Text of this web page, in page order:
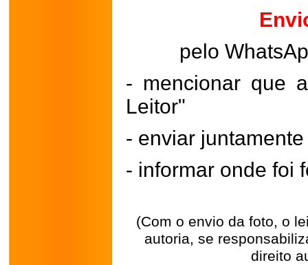
pelo
- mencionar que
Leitor"
- enviar
- informar onde foi
(Com o envio da foto, o
autoria, se
direito